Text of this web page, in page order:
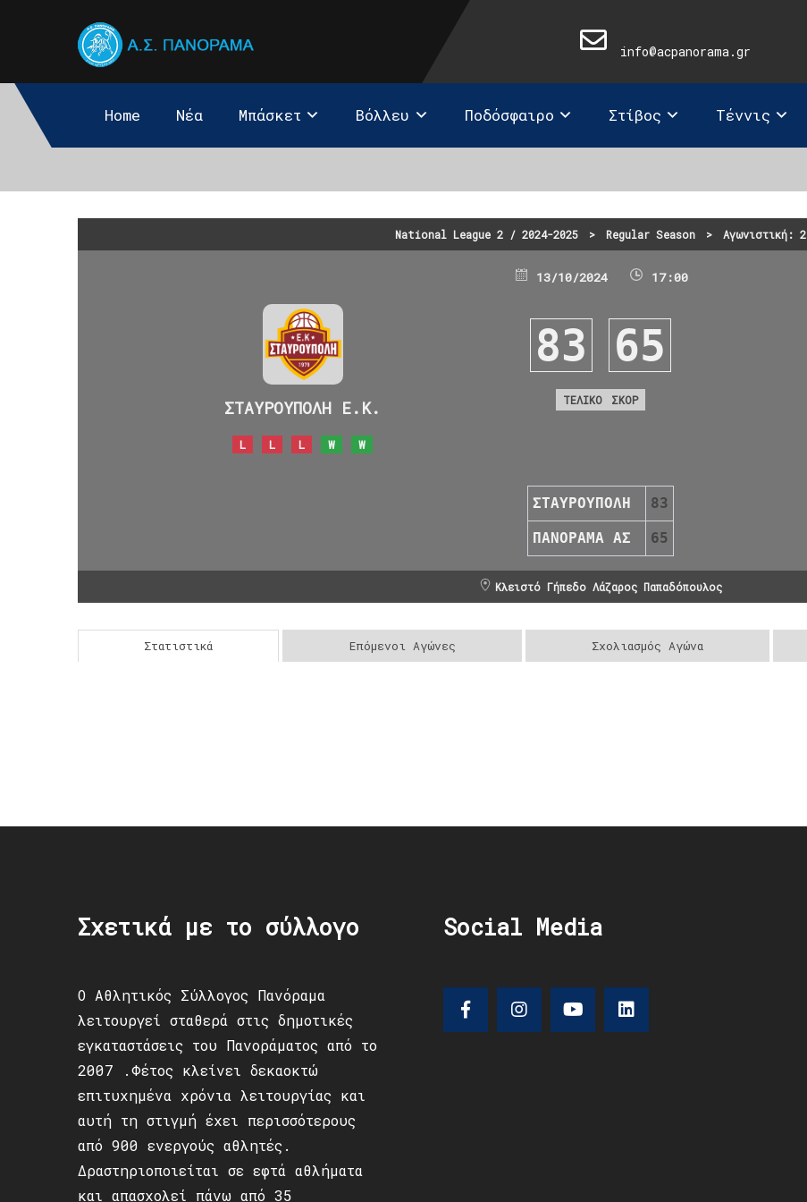
info@acpanorama.gr
Home Νέα Μπάσκετ Βόλλευ Ποδόσφαιρο Στίβος Τέννις
National League 2 / 2024-2025 > Regular Season > Αγωνιστική: 2
13/10/2024 17:00
ΣΤΑΥΡΟΥΠΟΛΗ Ε.Κ.
L L L W W
83 65
ΤΕΛΙΚΟ ΣΚΟΡ
ΣΤΑΥΡΟΥΠΟΛΗ 83
ΠΑΝΟΡΑΜΑ ΑΣ 65
Κλειστό Γήπεδο Λάζαρος Παπαδόπουλος
Στατιστικά Επόμενοι Αγώνες Σχολιασμός Αγώνα
Σχετικά με το σύλλογο
Ο Αθλητικός Σύλλογος Πανόραμα
λειτουργεί σταθερά στις δημοτικές
εγκαταστάσεις του Πανοράματος από το
2007 .Φέτος κλείνει δεκαοκτώ
επιτυχημένα χρόνια λειτουργίας και
αυτή τη στιγμή έχει περισσότερους
από 900 ενεργούς αθλητές.
Δραστηριοποιείται σε εφτά αθλήματα
και απασχολεί πάνω από 35
Social Media